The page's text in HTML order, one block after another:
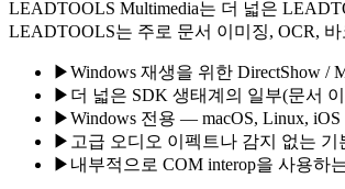
LEADTOOLS Multimedia는 더 넓은
LEADTOOLS는 주로 문서 이미징, OCR,
▶Windows 재생을 위한 DirectShow /
▶ 더 넓은 SDK 생태계의 일부(문서
▶Windows 전용 — macOS, Linux,
▶ 고급 오디오 이펙트나 감지 없는 기
▶ 내부적으로 COM interop을 사용하